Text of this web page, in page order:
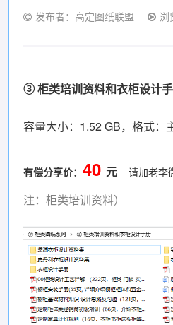
发布者：高定图纸联盟 浏
③ 柜类培训资料和衣柜设计
容量大小：1.52 GB，格式：
有偿分享价： 40 元 请加老李
注：柜类培训资料）